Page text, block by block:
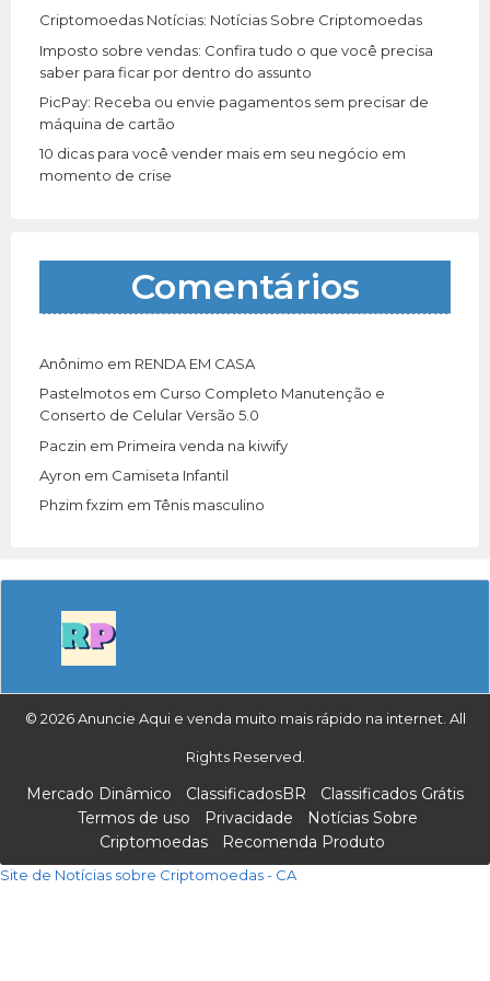
Criptomoedas Notícias: Notícias Sobre Criptomoedas
Imposto sobre vendas: Confira tudo o que você precisa
saber para ficar por dentro do assunto
PicPay: Receba ou envie pagamentos sem precisar de
máquina de cartão
10 dicas para você vender mais em seu negócio em
momento de crise
Comentários
Anônimo em RENDA EM CASA
Pastelmotos em Curso Completo Manutenção e
Conserto de Celular Versão 5.0
Paczin em Primeira venda na kiwify
Ayron em Camiseta Infantil
Phzim fxzim emTênis masculino
© 2026 Anuncie Aqui e venda muito mais rápido na internet. All
Rights Reserved.
Mercado Dinâmico ClassificadosBR
Classificados Grátis
Termos de uso
Privacidade
Notícias Sobre
Criptomoedas
Recomenda Produto
Site de Notícias sobre Criptomoedas - CA